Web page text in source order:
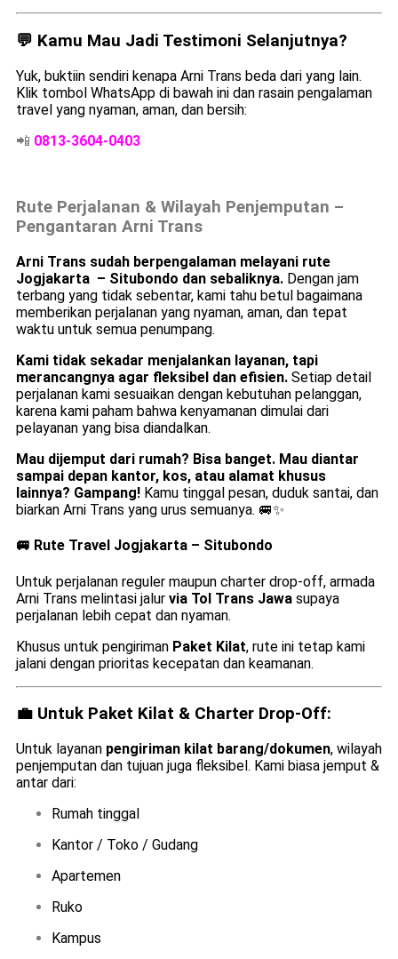
💬 Kamu Mau Jadi Testimoni Selanjutnya?
Yuk, buktiin sendiri kenapa Arni Trans beda dari yang lain.
Klik tombol WhatsApp di bawah ini dan rasain pengalaman
travel yang nyaman, aman, dan bersih:
📲 0813-3604-0403
Rute Perjalanan & Wilayah Penjemputan –
Pengantaran Arni Trans
Arni Trans sudah berpengalaman melayani rute
Jogjakarta – Situbondo dan sebaliknya. Dengan jam
terbang yang tidak sebentar, kami tahu betul bagaimana
memberikan perjalanan yang nyaman, aman, dan tepat
waktu untuk semua penumpang.
Kami tidak sekadar menjalankan layanan, tapi
merancangnya agar fleksibel dan efisien. Setiap detail
perjalanan kami sesuaikan dengan kebutuhan pelanggan,
karena kami paham bahwa kenyamanan dimulai dari
pelayanan yang bisa diandalkan.
Mau dijemput dari rumah? Bisa banget. Mau diantar
sampai depan kantor, kos, atau alamat khusus
lainnya? Gampang! Kamu tinggal pesan, duduk santai, dan
biarkan Arni Trans yang urus semuanya. 🚐✨
🚐 Rute Travel Jogjakarta – Situbondo
Untuk perjalanan reguler maupun charter drop-off, armada
Arni Trans melintasi jalur via Tol Trans Jawa supaya
perjalanan lebih cepat dan nyaman.
Khusus untuk pengiriman Paket Kilat, rute ini tetap kami
jalani dengan prioritas kecepatan dan keamanan.
💼 Untuk Paket Kilat & Charter Drop-Off:
Untuk layanan pengiriman kilat barang/dokumen, wilayah
penjemputan dan tujuan juga fleksibel. Kami biasa jemput &
antar dari:
Rumah tinggal
Kantor / Toko / Gudang
Apartemen
Ruko
Kampus